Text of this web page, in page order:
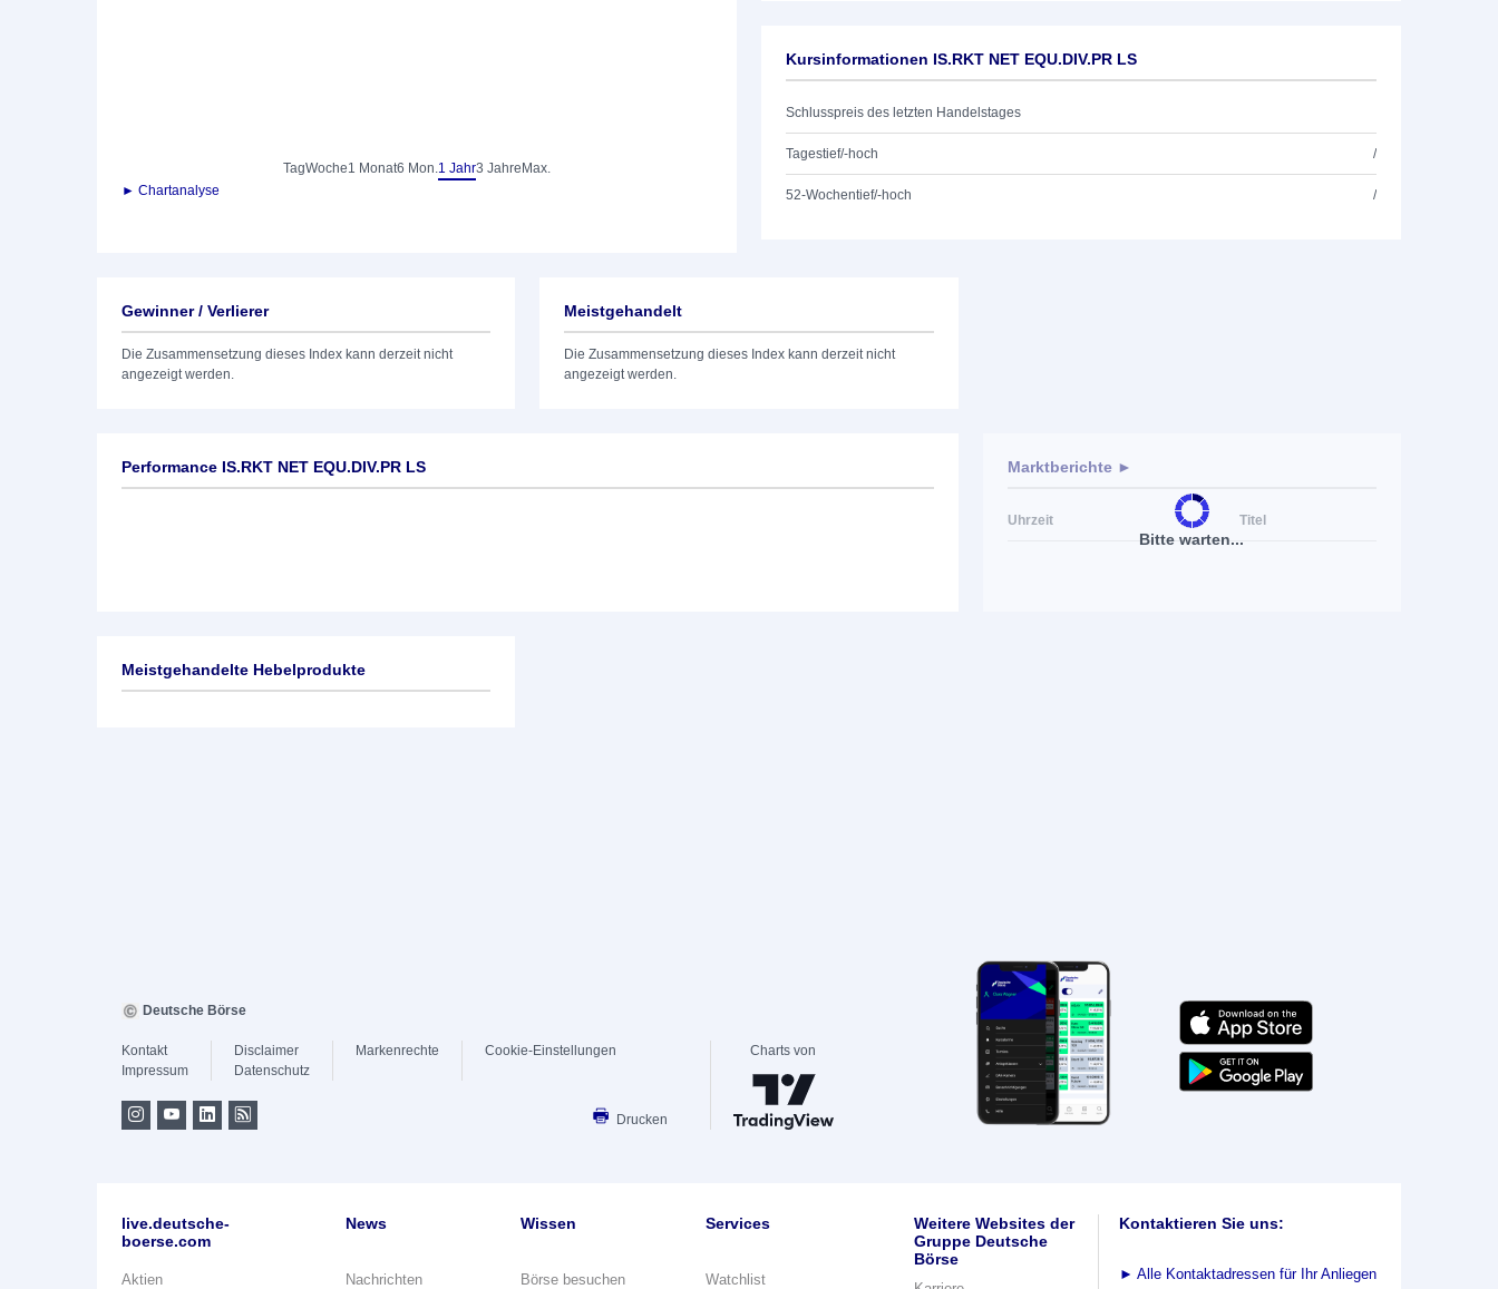
TagWoche1 Monat6 Mon.1 Jahr3 Jahre Max.
► Chartanalyse
Kursinformationen IS.RKT NET EQU.DIV.PR LS
Schlusspreis des letzten Handelstages
Tagestief/-hoch /
52-Wochentief/-hoch /
Gewinner / Verlierer
Die Zusammensetzung dieses Index kann derzeit nicht
angezeigt werden.
Meistgehandelt
Die Zusammensetzung dieses Index kann derzeit nicht
angezeigt werden.
Performance IS.RKT NET EQU.DIV.PR LS
Bitte warten...
Marktberichte ►
Uhrzeit Titel
Meistgehandelte Hebelprodukte
Deutsche Börse
Kontakt
Impressum
Disclaimer
Datenschutz
Markenrechte Cookie-Einstellungen
Drucken
Charts von
live.deutsche-
boerse.com
Aktien
News
Nachrichten
Wissen
Börse besuchen
Services
Watchlist
Weitere Websites der
Gruppe Deutsche
Börse
Kontaktieren Sie uns:
► Alle Kontaktadressen für Ihr Anliegen